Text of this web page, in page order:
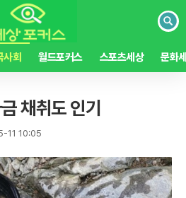
검
사회 월드포커스 스포츠세상 문화
채취도 인기
11 10:05